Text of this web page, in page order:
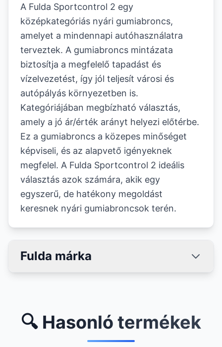
A Fulda Sportcontrol 2 egy
középkategóriás nyári gumiabroncs,
amelyet a mindennapi autóhasználatra
terveztek. A gumiabroncs mintázata
biztosítja a megfelelő tapadást és
vízelvezetést, így jól teljesít városi és
autópályás környezetben is.
Kategóriájában megbízható választás,
amely a jó ár/érték arányt helyezi előtérbe.
Ez a gumiabroncs a közepes minőséget
képviseli, és az alapvető igényeknek
megfelel. A Fulda Sportcontrol 2 ideális
választás azok számára, akik egy
egyszerű, de hatékony megoldást
keresnek nyári gumiabroncsok terén.
Fulda márka
🔍 Hasonló termékek